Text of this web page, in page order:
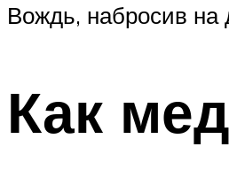
Вождь, набросив на
Как